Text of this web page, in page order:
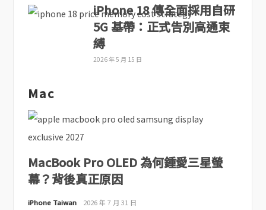
iPhone 18 傳全面採用自研
5G 基帶：正式告別高通束
縛
2026 年 5 月 15 日
Mac
MacBook Pro OLED 為何鍾愛三星螢
幕？背後真正原因
iPhone Taiwan 2026 年 7 月 31 日